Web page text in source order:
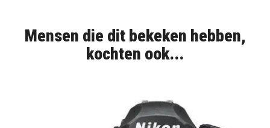
Mensen die dit bekeken hebben,
kochten ook...